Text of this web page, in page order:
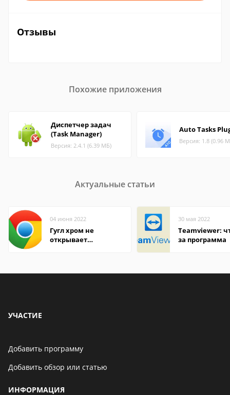
Отзывы
Похожие приложения
Диспетчер задач
(Task Manager)
Версия: 2.4.1 (6.39 МБ)
Auto Tasks
Версия: 1.8 (0.96
Актуальные статьи
04 июня 2022
Гугл хром не
открывает
30 мая 2022
Teamviewer:
за программа
УЧАСТИЕ
Добавить программу
Добавить обзор или статью
ИНФОРМАЦИЯ